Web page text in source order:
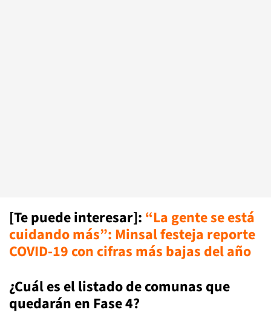
[Te puede interesar]: “La gente se está
cuidando más”: Minsal festeja reporte
COVID-19 con cifras más bajas del año
¿Cuál es el listado de comunas que
quedarán en Fase 4?